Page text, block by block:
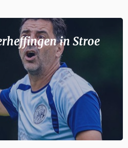
in Stroe